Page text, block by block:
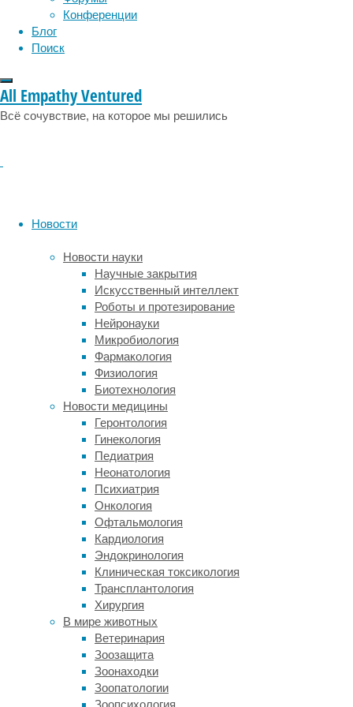
Конференции
Блог
Поиск
All Empathy Ventured
Всё сочувствие, на которое мы решились
Новости
Новости науки
Научные закрытия
Искусственный интеллект
Роботы и протезирование
Нейронауки
Микробиология
Фармакология
Физиология
Биотехнология
Новости медицины
Геронтология
Гинекология
Педиатрия
Неонатология
Психиатрия
Онкология
Офтальмология
Кардиология
Эндокринология
Клиническая токсикология
Трансплантология
Хирургия
В мире животных
Ветеринария
Зоозащита
Зоонаходки
Зоопатологии
Зоопсихология
лет,
ограничены.
конца
известно,
насколько
риска
высокое
кровяное
давление,
ожирение,
курение
течение
10
лет
и
малоподвижный
образ
жизни.
Поэтому
часто
врачи
могут
установить,
чего
у
более
молодых
пациентов
возникает